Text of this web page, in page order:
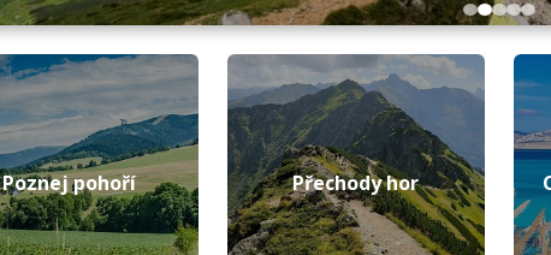
Poznej pohoří Přechody hor